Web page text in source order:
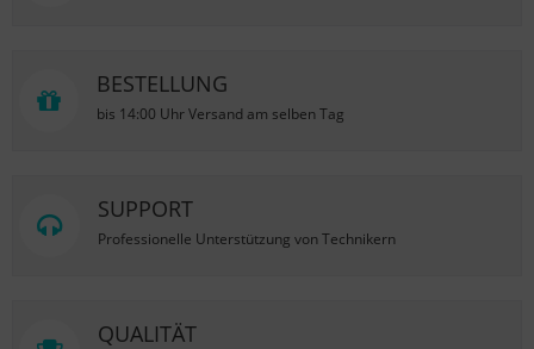
BESTELLUNG
bis 14:00 Uhr Versand am selben Tag
SUPPORT
Professionelle Unterstützung von Technikern
QUALITÄT